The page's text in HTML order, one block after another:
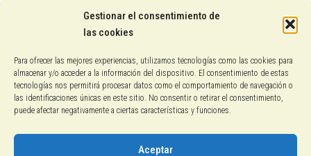
Gestionar el consentimiento de
las cookies
Para ofrecer las mejores experiencias, utilizamos tecnologías como las cookies para
almacenar y/o acceder a la información del dispositivo. El consentimiento de estas
tecnologías nos permitirá procesar datos como el comportamiento de navegación o
las identificaciones únicas en este sitio. No consentir o retirar el consentimiento,
puede afectar negativamente a ciertas características y funciones.
Aceptar
15,25€
Conocenos
Pagos con PayPal